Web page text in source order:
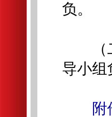
负。
（二
导小组